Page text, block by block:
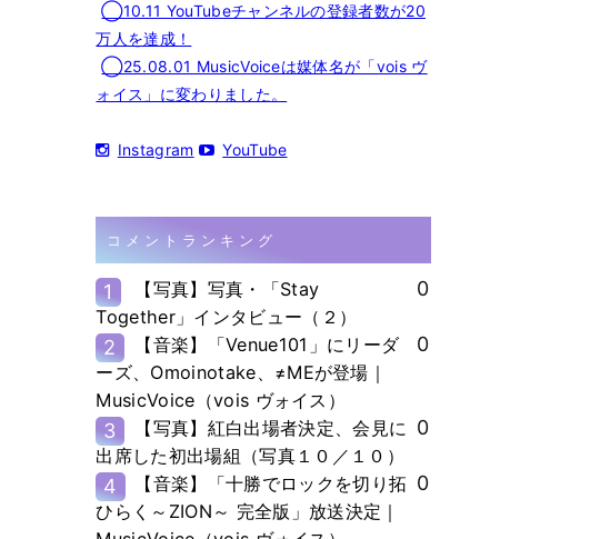
◯10.11 YouTubeチャンネルの登録者数が20
万人を達成！
◯25.08.01 MusicVoiceは媒体名が「vois ヴ
ォイス」に変わりました。
Instagram YouTube
コメントランキング
1
【写真】写真・「Stay
Together」インタビュー（２）
0
2
【音楽】「Venue101」にリーダ
ーズ、Omoinotake、≠MEが登場｜
MusicVoice（vois ヴォイス）
0
3
【写真】紅白出場者決定、会見に
出席した初出場組（写真１０／１０）
0
4
【音楽】「十勝でロックを切り拓
ひらく～ZION～ 完全版」放送決定｜
0